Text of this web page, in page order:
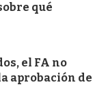
qué
el FA no
aprobación de